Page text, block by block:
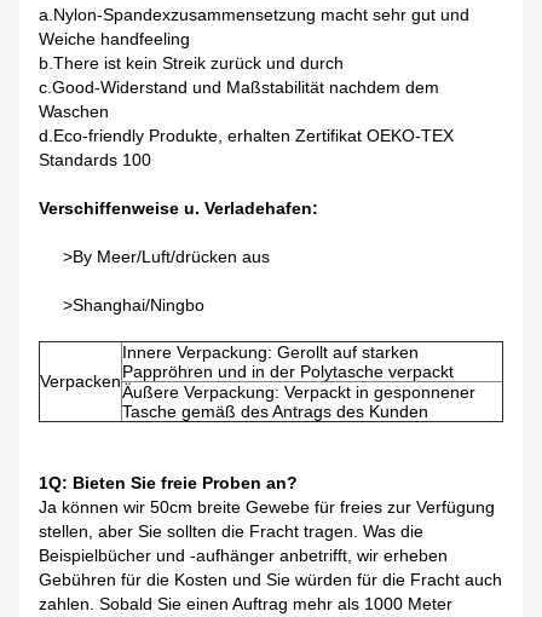
a.Nylon-Spandexzusammensetzung macht sehr gut und
Weiche handfeeling
b.There ist kein Streik zurück und durch
c.Good-Widerstand und Maßstabilität nachdem dem
Waschen
d.Eco-friendly Produkte, erhalten Zertifikat OEKO-TEX
Standards 100
Verschiffenweise u. Verladehafen:
>By Meer/Luft/drücken aus
>Shanghai/Ningbo
Verpacken
Innere Verpackung: Gerollt auf starken
Pappröhren und in der Polytasche verpackt
Äußere Verpackung: Verpackt in gesponnener
Tasche gemäß des Antrags des Kunden
1Q: Bieten Sie freie Proben an?
Ja können wir 50cm breite Gewebe für freies zur Verfügung
stellen, aber Sie sollten die Fracht tragen. Was die
Beispielbücher und -aufhänger anbetrifft, wir erheben
Gebühren für die Kosten und Sie würden für die Fracht auch
zahlen. Sobald Sie einen Auftrag mehr als 1000 Meter